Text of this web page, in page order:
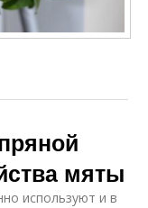
мяты
используют и в